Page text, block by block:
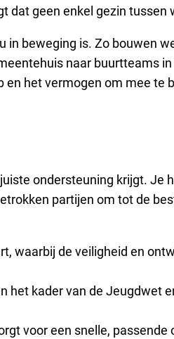
dat geen enkel gezin tussen
in beweging is. Zo bouwen
naar buurtteams
het vermogen om mee te
ondersteuning krijgt. Je
partijen om tot de
waarbij de veiligheid en
het kader van de Jeugdwet
voor een snelle, passende